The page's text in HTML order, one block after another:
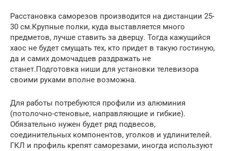
Расстановка саморезов производится на дистанции 25-
30 см.Крупные полки, куда выставляется много
предметов, лучше ставить за дверцу. Тогда кажущийся
хаос не будет смущать тех, кто придет в такую гостиную,
да и самих домочадцев раздражать не
станет.Подготовка ниши для установки телевизора
своими руками вполне возможна.
Для работы потребуются профили из алюминия
(потолочно-стеновые, направляющие и гибкие).
Обязательно нужен будет ряд подвесов,
соединительных компонентов, уголков и удлинителей.
ГКЛ и профиль крепят саморезами, иногда используют